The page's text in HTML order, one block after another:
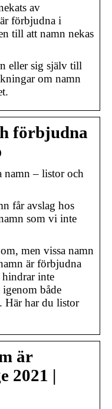
av
förbjudna i
till att namn nekas
eller sig själv till
om namn
förbjudna
namn – listor och
får avslag hos
som vi inte
men vissa namn
är förbjudna
hindrar inte
både
Här har du listor
är
2021 |